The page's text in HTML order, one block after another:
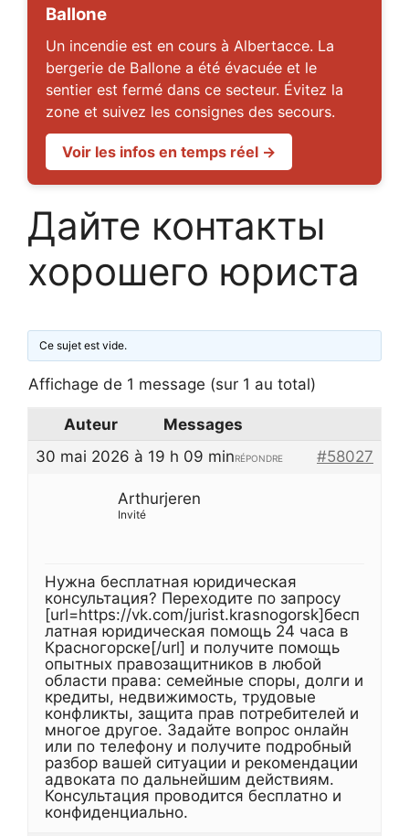
Ballone
Un incendie est en cours à Albertacce. La
bergerie de Ballone a été évacuée et le
sentier est fermé dans ce secteur. Évitez la
zone et suivez les consignes des secours.
Voir les infos en temps réel →
Дайте контакты
хорошего юриста
Ce sujet est vide.
Affichage de 1 message (sur 1 au total)
Auteur
Messages
30 mai 2026 à 19 h 09 min
#58027
RÉPONDRE
Arthurjeren
Invité
Нужна бесплатная юридическая
консультация? Переходите по запросу
[url=https://vk.com/jurist.krasnogorsk]бесп
латная юридическая помощь 24 часа в
Красногорске[/url] и получите помощь
опытных правозащитников в любой
области права: семейные споры, долги и
кредиты, недвижимость, трудовые
конфликты, защита прав потребителей и
многое другое. Задайте вопрос онлайн
или по телефону и получите подробный
разбор вашей ситуации и рекомендации
адвоката по дальнейшим действиям.
Консультация проводится бесплатно и
конфиденциально.